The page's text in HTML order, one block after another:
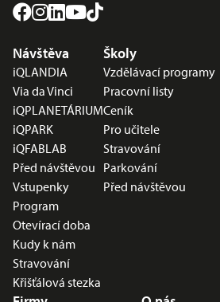
Nabídka v zápatí
Návštěva
iQLANDIA
Via da Vinci
iQPLANETÁRIUM
iQPARK
iQFABLAB
Před návštěvou
Vstupenky
Program
Otevírací doba
Kudy k nám
Stravování
Křišťálová stezka
Školy
Vzdělávací programy
Pracovní listy
Ceník
Pro učitele
Stravování
Parkování
Před návštěvou